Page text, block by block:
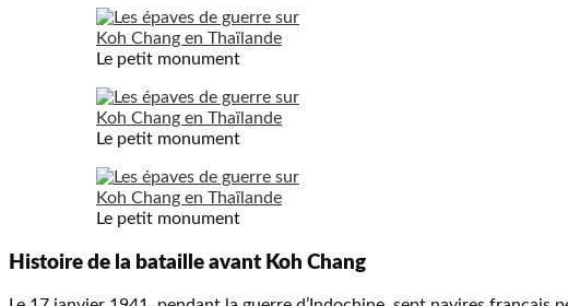
Le petit monument
Le petit monument
Le petit monument
Histoire de la bataille avant Koh Chang